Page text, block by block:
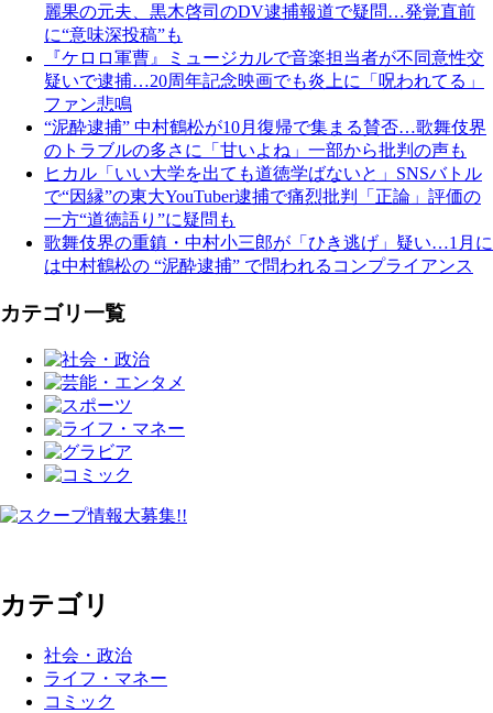
麗果の元夫、黒木啓司のDV逮捕報道で疑問…発覚直前
に“意味深投稿”も
『ケロロ軍曹』ミュージカルで音楽担当者が不同意性交
疑いで逮捕…20周年記念映画でも炎上に「呪われてる」
ファン悲鳴
“泥酔逮捕” 中村鶴松が10月復帰で集まる賛否…歌舞伎界
のトラブルの多さに「甘いよね」一部から批判の声も
ヒカル「いい大学を出ても道徳学ばないと」SNSバトル
で“因縁”の東大YouTuber逮捕で痛烈批判「正論」評価の
一方“道徳語り”に疑問も
歌舞伎界の重鎮・中村小三郎が「ひき逃げ」疑い…1月に
は中村鶴松の “泥酔逮捕” で問われるコンプライアンス
カテゴリ一覧
カテゴリ
社会・政治
ライフ・マネー
コミック